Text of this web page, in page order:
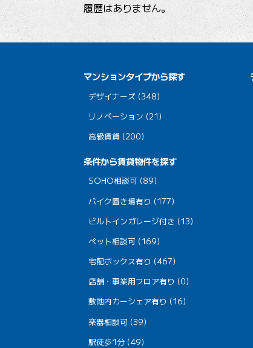
履歴はありません。
マンションタイプから探す
デザイナーズ (348)
リノベーション (21)
高級賃貸 (200)
条件から賃貸物件を探す
SOHO相談可 (89)
バイク置き場有り (177)
ビルトインガレージ付き (13)
ペット相談可 (169)
宅配ボックス有り (467)
店舗・事業用フロア有り (0)
敷地内カーシェア有り (16)
楽器相談可 (39)
駅徒歩1分 (49)